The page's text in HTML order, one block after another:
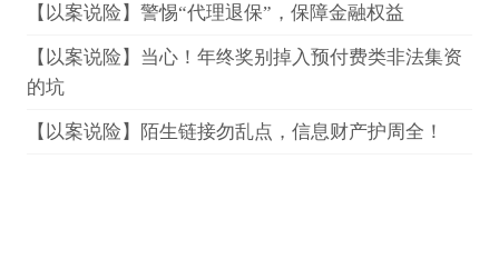
【以案说险】警惕“代理退保”，保障金融权益
【以案说险】当心！年终奖别掉入预付费类非法集资
的坑
【以案说险】陌生链接勿乱点，信息财产护周全！